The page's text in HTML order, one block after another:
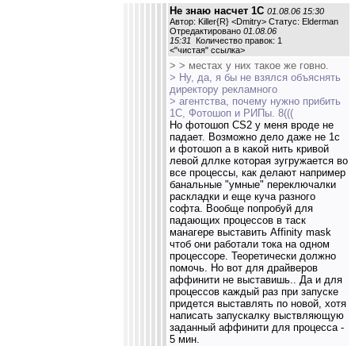
Не знаю насчет 1С 01.08.06 15:30
Автор: Killer{R} <Dmitry> Статус: Elderman
Отредактировано 01.08.06
15:31 Количество правок: 1
<"чистая" ссылка>
> > местах у них такое же говно.
> Ну, да, я бы не взялся объяснять
директору рекламного
> агентства, почему нужно прибить
1С, Фотошоп и РИПы. 8(((
Но фотошоп CS2 у меня вроде не
падает. Возможно дело даже не 1с
и фотошоп а в какой нить кривой
левой дллке которая зугружается во
все процессы, как делают например
банальные "умные" переключалки
раскладки и еще куча разного
софта. Вообще попробуй для
падающих процессов в таск
манагере выставить Affinity mask
чтоб они работали тока на одном
процессоре. Теоретически должно
помочь. Но вот для драйверов
аффинити не выставишь.. Да и для
процессов каждый раз при запуске
придется выставлять по новой, хотя
написать запускалку выствляющую
заданный аффинити для процесса -
5 мин.